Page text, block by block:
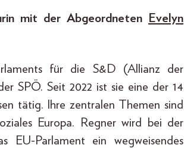
mit der Abgeordneten
Evelyn
für die S&D (Allianz der
SPÖ. Seit 2022 ist sie eine der 14
tätig. Ihre zentralen Themen sind
Europa. Regner wird bei der
Parlament ein wegweisendes